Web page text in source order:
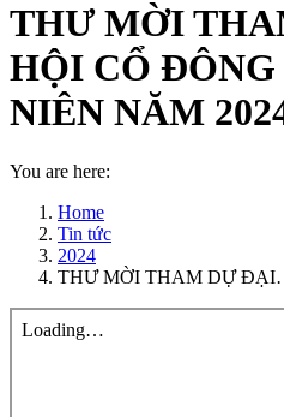
THƯ MỜI
HỘI CỔ
NIÊN NĂM
You are here:
Home
Tin tức
2024
THƯ MỜI THAM DỰ